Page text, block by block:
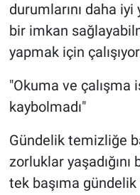
durumlarını daha
bir imkan
yapmak için
"Okuma ve
kaybolmadı"
Gündelik temizliğe
zorluklar
tek başıma